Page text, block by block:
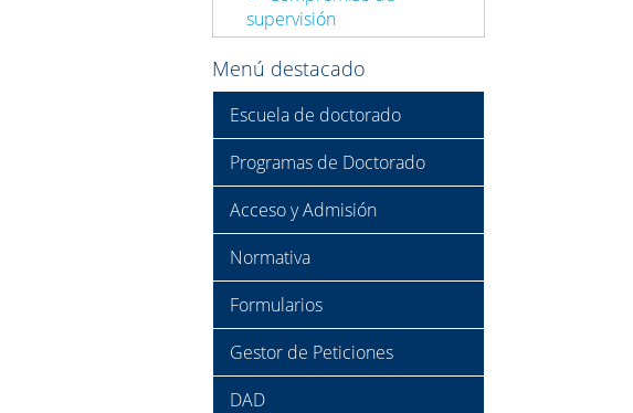
supervisión
Menú destacado
Escuela de doctorado
Programas de Doctorado
Acceso y Admisión
Normativa
Formularios
Gestor de Peticiones
DAD